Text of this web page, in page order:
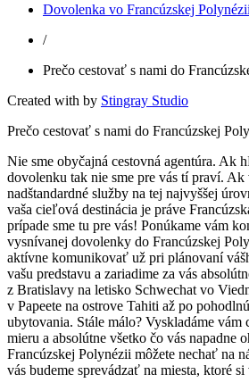
Dovolenka vo Francúzskej Polynézii
/
Prečo cestovať s nami do
Created with by Stingray Studio
Prečo cestovať s nami do Francúzskej
Nie sme obyčajná cestovná agentúra. Ak
dovolenku tak nie sme pre vás tí praví. Ak
nadštandardné služby na tej najvyššej
vaša cieľová destinácia je práve
prípade sme tu pre vás! Ponúkame vám
vysnívanej dovolenky do Francúzskej
aktívne komunikovať už pri plánovaní
vašu predstavu a zariadime za vás
z Bratislavy na letisko Schwechat vo
v Papeete na ostrove Tahiti až po
ubytovania. Stále málo? Vyskladáme vám
mieru a absolútne všetko čo vás napadne
Francúzskej Polynézii môžete nechať na
vás budeme sprevádzať na miesta, ktoré